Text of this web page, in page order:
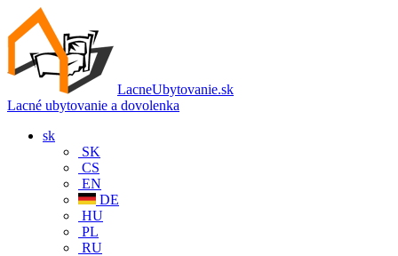
LacneUbytovanie.sk
Lacné ubytovanie a dovolenka
sk
SK
CS
EN
DE
HU
PL
RU